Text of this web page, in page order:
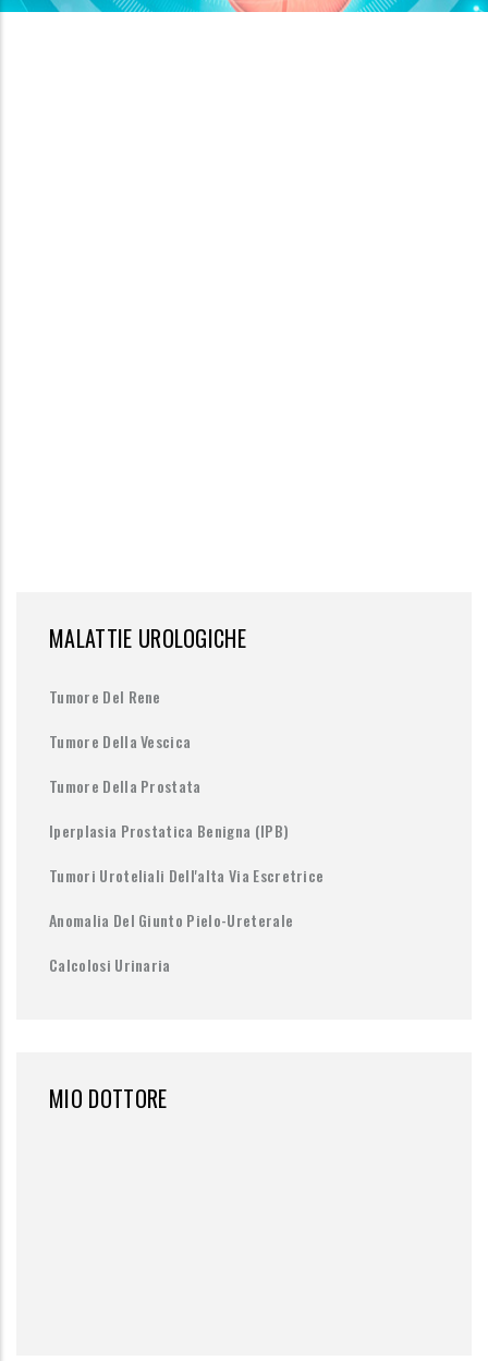
MALATTIE UROLOGICHE
Tumore Del Rene
Tumore Della Vescica
Tumore Della Prostata
Iperplasia Prostatica Benigna (IPB)
Tumori Uroteliali Dell'alta Via Escretrice
Anomalia Del Giunto Pielo-Ureterale
Calcolosi Urinaria
MIO DOTTORE